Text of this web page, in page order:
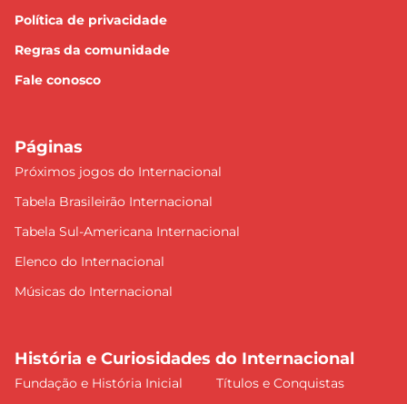
Política de privacidade
Regras da comunidade
Fale conosco
Páginas
Próximos jogos do Internacional
Tabela Brasileirão Internacional
Tabela Sul-Americana Internacional
Elenco do Internacional
Músicas do Internacional
História e Curiosidades do Internacional
Fundação e História Inicial
Títulos e Conquistas